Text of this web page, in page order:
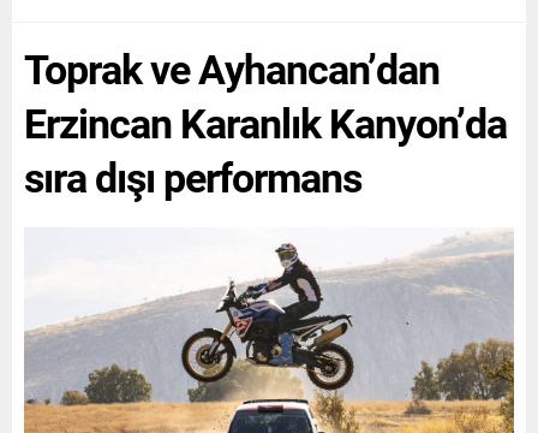
Toprak ve Ayhancan’dan
Erzincan Karanlık Kanyon’da
sıra dışı performans